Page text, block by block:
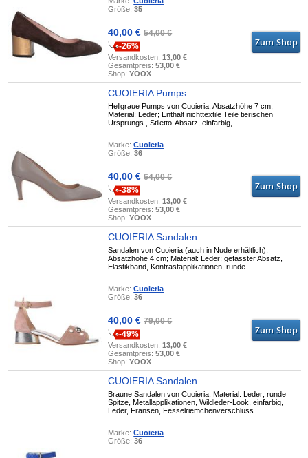
Größe:35
40,00 €54,00 €
-26%
Versandkosten:13,00 €
Gesamtpreis:53,00 €
Shop:YOOX
CUOIERIA Pumps
Hellgraue Pumps von Cuoieria; Absatzhöhe 7 cm;
Material: Leder; Enthält nichttextile Teile tierischen
Ursprungs., Stiletto-Absatz, einfarbig,...
Marke:Cuoieria
Größe:36
40,00 €64,00 €
-38%
Versandkosten:13,00 €
Gesamtpreis:53,00 €
Shop:YOOX
CUOIERIA Sandalen
Sandalen von Cuoieria (auch in Nude erhältlich);
Absatzhöhe 4 cm; Material: Leder; gefasster Absatz,
Elastikband, Kontrastapplikationen, runde...
Marke:Cuoieria
Größe:36
40,00 €79,00 €
-49%
Versandkosten:13,00 €
Gesamtpreis:53,00 €
Shop:YOOX
CUOIERIA Sandalen
Braune Sandalen von Cuoieria; Material: Leder; runde
Spitze, Metallapplikationen, Wildleder-Look, einfarbig,
Leder, Fransen, Fesselriemchenverschluss.
Marke:Cuoieria
Größe:36